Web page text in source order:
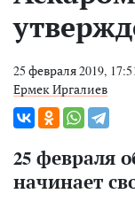
25 февраля 2019,
Ермек Иргалиев
25 февраля
начинает